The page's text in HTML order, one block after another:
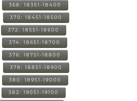
368: 18351-18400
370: 18451-18500
372: 18551-18600
374: 18651-18700
376: 18751-18800
378: 18851-18900
380: 18951-19000
382: 19051-19100